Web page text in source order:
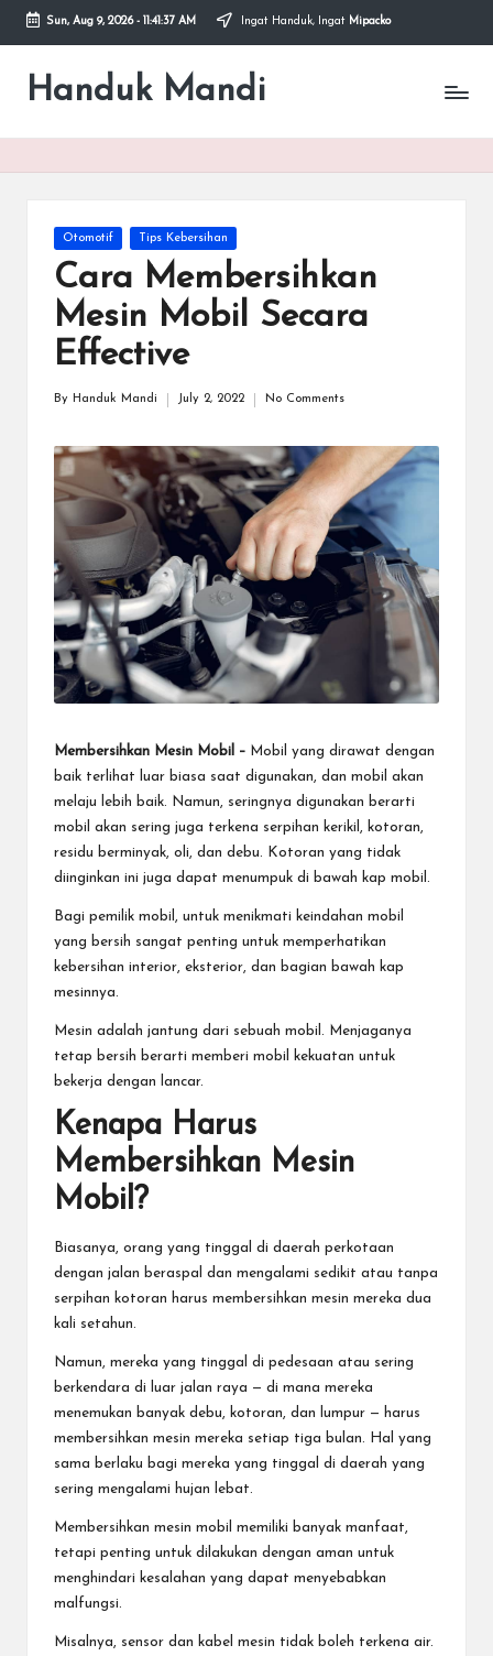
Skip
content
Sun, Aug 9, 2026- 11:41:37 AM Ingat Handuk, Ingat Mipacko
Handuk Mandi
Handuk
Posted
Otomotif Tips Kebersihan
Cara Membersihkan
Mesin Mobil Secara
Effective
By Handuk Mandi July 2, 2022 No Comments
Membersihkan Mesin Mobil – Mobil yang dirawat dengan
baik terlihat luar biasa saat digunakan, dan mobil akan
melaju lebih baik. Namun, seringnya digunakan berarti
mobil akan sering juga terkena serpihan kerikil, kotoran,
residu berminyak, oli, dan debu. Kotoran yang tidak
diinginkan ini juga dapat menumpuk di bawah kap mobil.
Bagi pemilik mobil, untuk menikmati keindahan mobil
yang bersih sangat penting untuk memperhatikan
kebersihan interior, eksterior, dan bagian bawah kap
mesinnya.
Mesin adalah jantung dari sebuah mobil. Menjaganya
tetap bersih berarti memberi mobil kekuatan untuk
bekerja dengan lancar.
Kenapa Harus
Membersihkan Mesin
Mobil?
Biasanya, orang yang tinggal di daerah perkotaan
dengan jalan beraspal dan mengalami sedikit atau tanpa
serpihan kotoran harus membersihkan mesin mereka dua
kali setahun.
Namun, mereka yang tinggal di pedesaan atau sering
berkendara di luar jalan raya — di mana mereka
menemukan banyak debu, kotoran, dan lumpur — harus
membersihkan mesin mereka setiap tiga bulan. Hal yang
sama berlaku bagi mereka yang tinggal di daerah yang
sering mengalami hujan lebat.
Membersihkan mesin mobil memiliki banyak manfaat,
tetapi penting untuk dilakukan dengan aman untuk
menghindari kesalahan yang dapat menyebabkan
malfungsi.
Misalnya, sensor dan kabel mesin tidak boleh terkena air.